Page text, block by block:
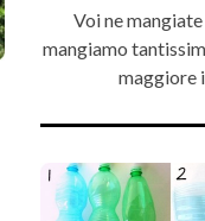
Voi ne
mangiamo
maggiore